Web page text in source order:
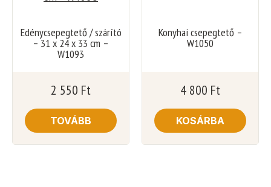
Edénycsepegtető / szárító
– 31 x 24 x 33 cm –
W1093
2 550 Ft
TOVÁBB
Konyhai csepegtető –
W1050
4 800 Ft
KOSÁRBA